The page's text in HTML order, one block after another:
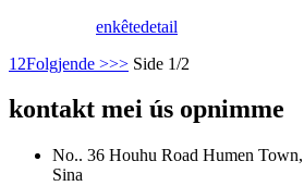
enkêtedetail
1 2Folgjende >>> Side 1/2
kontakt mei ús opnimme
No.. 36 Houhu Road Humen
Sina